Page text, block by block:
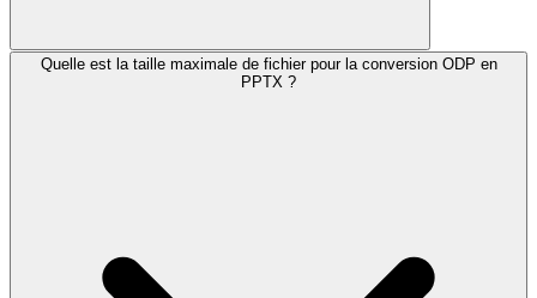
Quelle est la taille maximale de fichier pour la conversion ODP en
PPTX ?